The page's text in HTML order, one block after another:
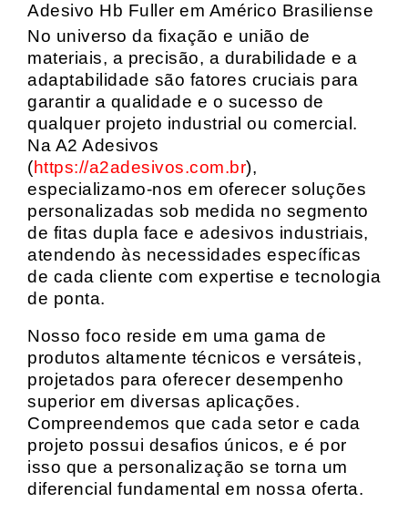
Adesivo Hb Fuller em Américo Brasiliense
No universo da fixação e união de
materiais, a precisão, a durabilidade e a
adaptabilidade são fatores cruciais para
garantir a qualidade e o sucesso de
qualquer projeto industrial ou comercial.
Na A2 Adesivos
(https://a2adesivos.com.br),
especializamo-nos em oferecer soluções
personalizadas sob medida no segmento
de fitas dupla face e adesivos industriais,
atendendo às necessidades específicas
de cada cliente com expertise e tecnologia
de ponta.
Nosso foco reside em uma gama de
produtos altamente técnicos e versáteis,
projetados para oferecer desempenho
superior em diversas aplicações.
Compreendemos que cada setor e cada
projeto possui desafios únicos, e é por
isso que a personalização se torna um
diferencial fundamental em nossa oferta.